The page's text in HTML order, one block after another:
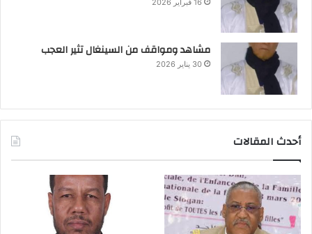
16 فبراير 2026
مشاهد ومواقف من السينغال تثير العجب
30 يناير 2026
أحدث المقالات